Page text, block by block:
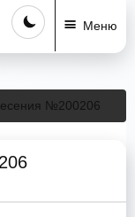
Меню
№200206